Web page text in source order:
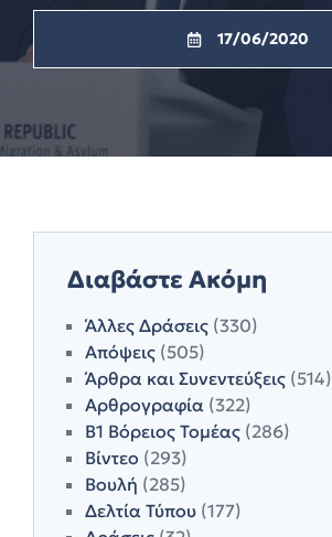
17/06/2020
Διαβάστε Ακόμη
Άλλες Δράσεις (330)
Απόψεις (505)
Άρθρα και Συνεντεύξεις (514)
Αρθρογραφία (322)
Β1 Βόρειος Τομέας (286)
Βίντεο (293)
Βουλή (285)
Δελτία Τύπου (177)